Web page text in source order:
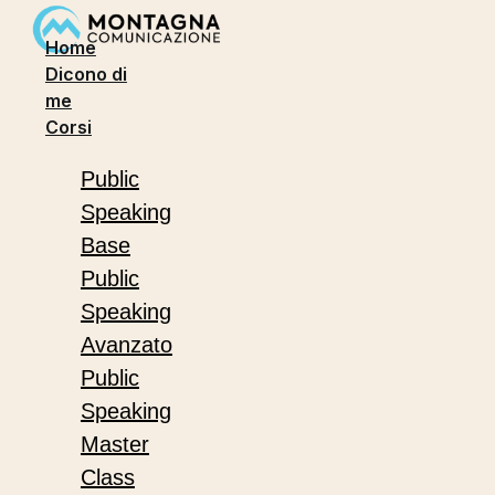
Home
Dicono di
me
Corsi
Public
Speaking
Base
Public
Speaking
Avanzato
Public
Speaking
Master
Class